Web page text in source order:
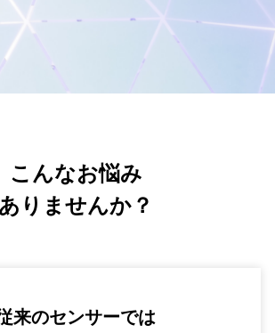
こんなお悩み
ありませんか？
来のセンサーでは